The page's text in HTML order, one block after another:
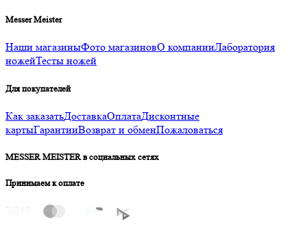
Messer Meister
Наши магазиныФото магазиновО компанииЛаборатория
ножейТесты ножей
Для покупателей
Как заказатьДоставкаОплатаДисконтные
картыГарантииВозврат и обменПожаловаться
MESSER MEISTER в социальных сетях
Принимаем к оплате